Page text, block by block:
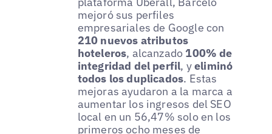
mejoró sus perfiles
empresariales de Google con
210 nuevos atributos
hoteleros, alcanzado 100% de
integridad del perfil, yeliminó
todos los duplicados. Estas
mejoras ayudaron a la marca a
aumentar los ingresos del SEO
local en un 56,47% solo en los
primeros ocho meses de